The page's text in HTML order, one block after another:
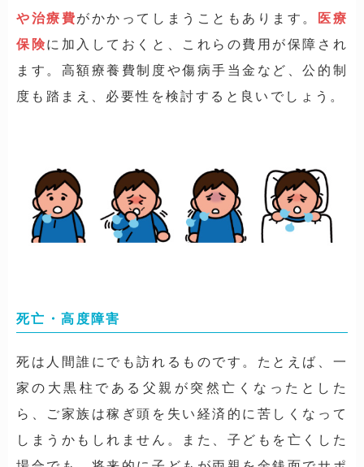
や治療費がかかってしまうこともあります。
医療
保険に加入しておくと、これらの費用が保障され
ます。高額療養費制度や傷病手当金など、公的制
度も踏まえ、必要性を検討すると良いでしょう。
死亡・高度障害
死は人間誰にでも訪れるものです。たとえば、一
家の大黒柱である父親が突然亡くなったとした
ら、ご家族は稼ぎ頭を失い経済的に苦しくなって
しまうかもしれません。また、子どもを亡くした